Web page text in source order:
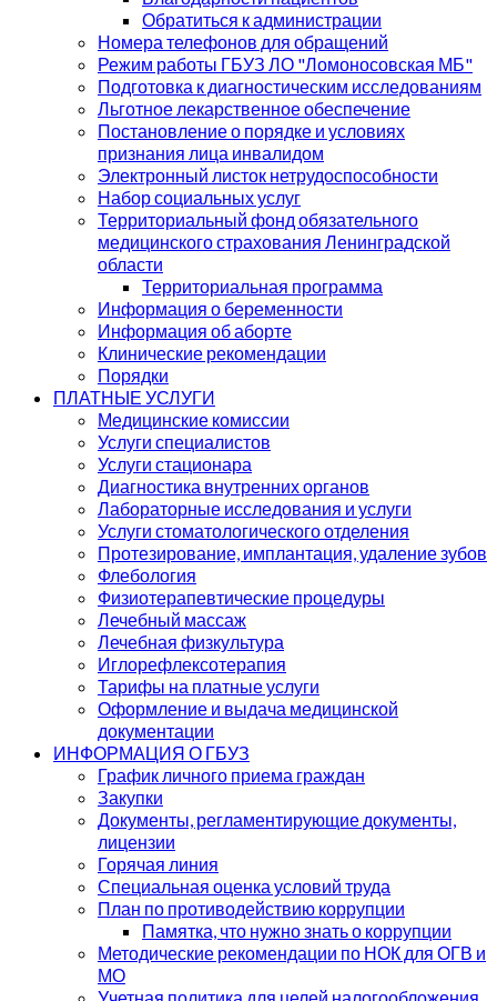
Обратиться к администрации
Номера телефонов для обращений
Режим работы ГБУЗ ЛО "Ломоносовская МБ"
Подготовка к диагностическим исследованиям
Льготное лекарственное обеспечение
Постановление о порядке и условиях
признания лица инвалидом
Электронный листок нетрудоспособности
Набор социальных услуг
Территориальный фонд обязательного
медицинского страхования Ленинградской
области
Территориальная программа
Информация о беременности
Информация об аборте
Клинические рекомендации
Порядки
ПЛАТНЫЕ УСЛУГИ
Медицинские комиссии
Услуги специалистов
Услуги стационара
Диагностика внутренних органов
Лабораторные исследования и услуги
Услуги стоматологического отделения
Протезирование, имплантация, удаление зубов
Флебология
Физиотерапевтические процедуры
Лечебный массаж
Лечебная физкультура
Иглорефлексотерапия
Тарифы на платные услуги
Оформление и выдача медицинской
документации
ИНФОРМАЦИЯ О ГБУЗ
График личного приема граждан
Закупки
Документы, регламентирующие документы,
лицензии
Горячая линия
Специальная оценка условий труда
План по противодействию коррупции
Памятка, что нужно знать о коррупции
Методические рекомендации по НОК для ОГВ и
МО